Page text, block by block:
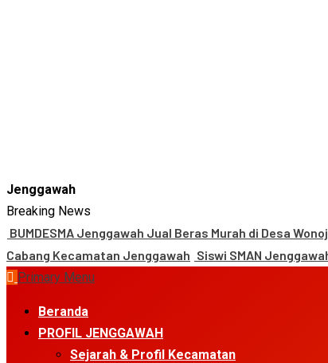
Jenggawah
Breaking News
BUMDESMA Jenggawah Jual Beras Murah di Desa
Cabang Kecamatan Jenggawah Siswi SMAN
Primary Menu
Beranda
PROFIL JENGGAWAH
Sejarah & Profil Kecamatan